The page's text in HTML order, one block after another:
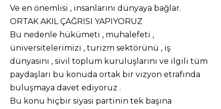
Ve en önemlisi , insanlarını dünyaya bağlar.
ORTAK AKIL ÇAĞRISI YAPIYORUZ
Bu nedenle hükümeti , muhalefeti ,
üniversitelerimizi , turizm sektörünü , iş
dünyasını , sivil toplum kuruluşlarını ve ilgili tüm
paydaşları bu konuda ortak bir vizyon etrafında
buluşmaya davet ediyoruz .
Bu konu hiçbir siyasi partinin tek başına